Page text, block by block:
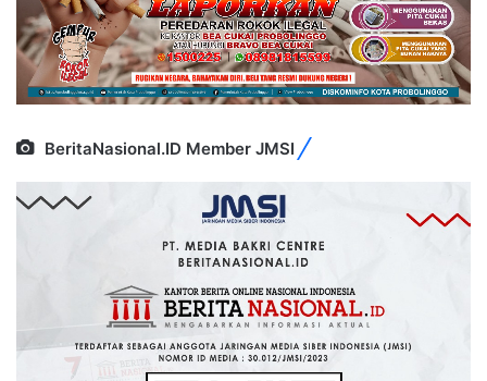
BeritaNasional.ID Member JMSI